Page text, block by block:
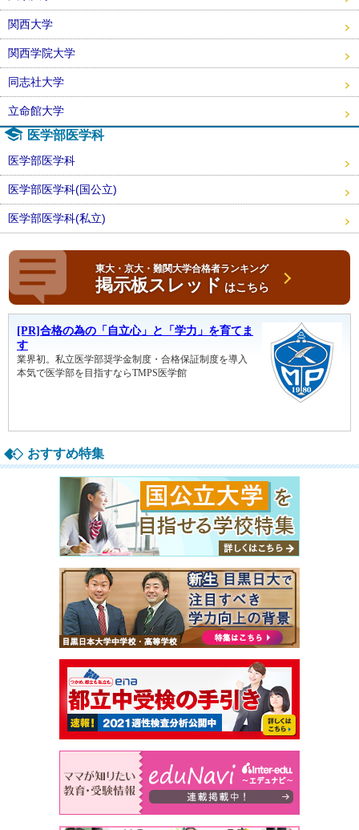
関西大学
関西学院大学
同志社大学
立命館大学
医学部医学科
医学部医学科
医学部医学科(国公立)
医学部医学科(私立)
東大・京大・難関大学合格者ランキング
掲示板スレッド はこちら
おすすめ特集